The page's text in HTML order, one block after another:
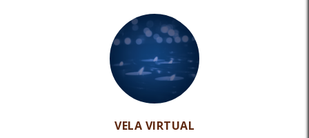
VELA VIRTUAL